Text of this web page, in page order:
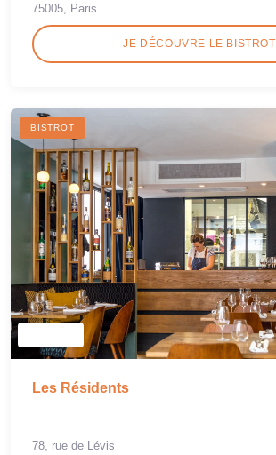
75005, Paris
JE DÉCOUVRE LE BISTROT
BISTROT
Les Résidents
78, rue de Lévis